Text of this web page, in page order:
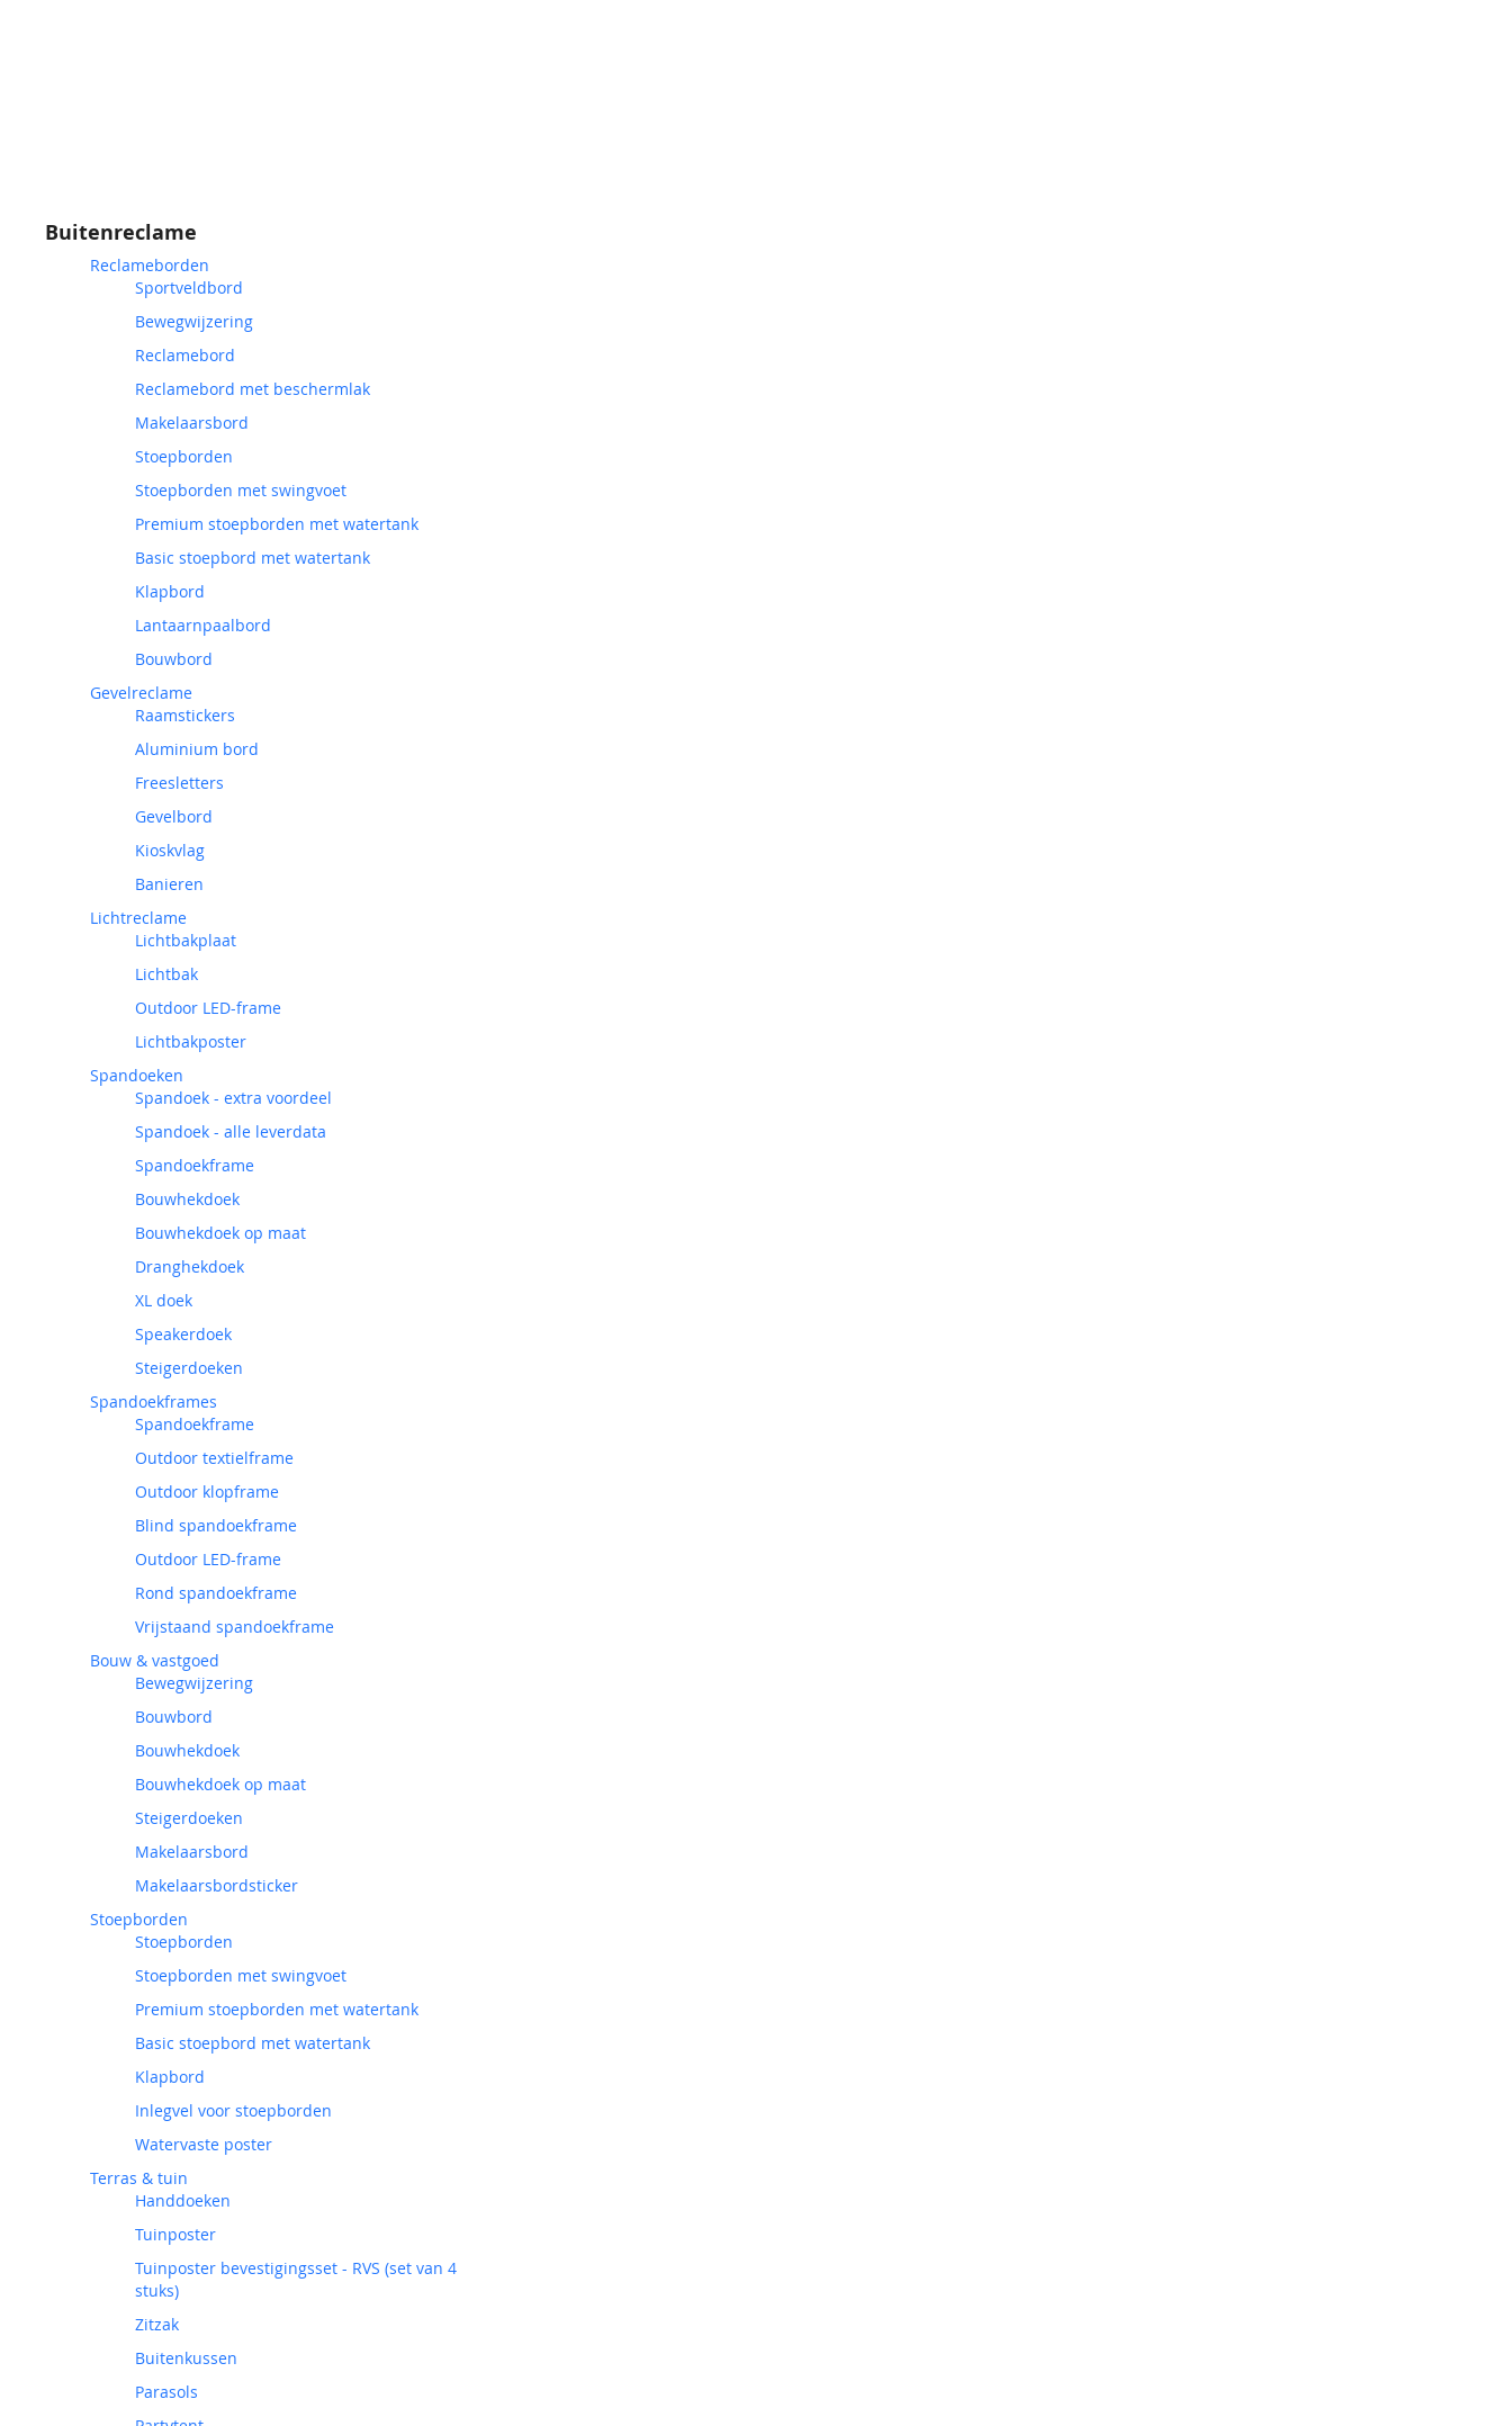
Buitenreclame
Reclameborden
Sportveldbord
Bewegwijzering
Reclamebord
Reclamebord met beschermlak
Makelaarsbord
Stoepborden
Stoepborden met swingvoet
Premium stoepborden met watertank
Basic stoepbord met watertank
Klapbord
Lantaarnpaalbord
Bouwbord
Gevelreclame
Raamstickers
Aluminium bord
Freesletters
Gevelbord
Kioskvlag
Banieren
Lichtreclame
Lichtbakplaat
Lichtbak
Outdoor LED-frame
Lichtbakposter
Spandoeken
Spandoek - extra voordeel
Spandoek - alle leverdata
Spandoekframe
Bouwhekdoek
Bouwhekdoek op maat
Dranghekdoek
XL doek
Speakerdoek
Steigerdoeken
Spandoekframes
Spandoekframe
Outdoor textielframe
Outdoor klopframe
Blind spandoekframe
Outdoor LED-frame
Rond spandoekframe
Vrijstaand spandoekframe
Bouw & vastgoed
Bewegwijzering
Bouwbord
Bouwhekdoek
Bouwhekdoek op maat
Steigerdoeken
Makelaarsbord
Makelaarsbordsticker
Stoepborden
Stoepborden
Stoepborden met swingvoet
Premium stoepborden met watertank
Basic stoepbord met watertank
Klapbord
Inlegvel voor stoepborden
Watervaste poster
Terras & tuin
Handdoeken
Tuinposter
Tuinposter bevestigingsset - RVS (set van 4
stuks)
Zitzak
Buitenkussen
Parasols